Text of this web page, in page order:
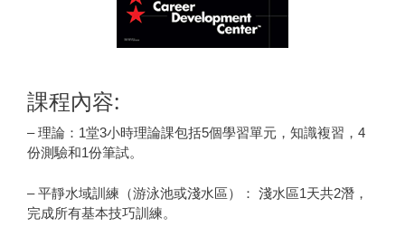
課程內容:
– 理論：1堂3小時理論課包括5個學習單元，知識複習，4
份測驗和1份筆試。
–平靜水域訓練（游泳池或淺水區）： 淺水區1天共2潛 ，
完成所有基本技巧訓練。